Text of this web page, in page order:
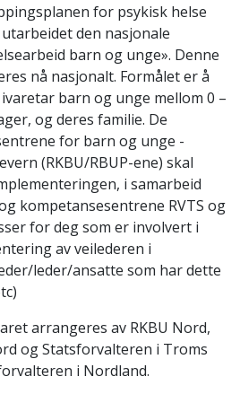
for psykisk helse
den nasjonale
barn og unge». Denne
nå nasjonalt. Formålet er å
barn og unge mellom 0 –
og deres familie. De
for barn og unge -
(RKBU/RBUP-ene) skal
i samarbeid
kompetansesentrene RVTS og
for degsom er involvert i
av veilederen i
leder/ansatte som har dette
arrangeres av RKBU Nord,
ogStatsforvalteren i Troms
i Nordland.